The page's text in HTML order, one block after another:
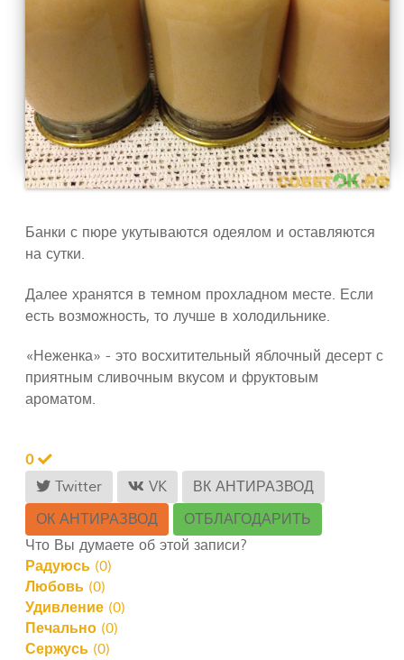
Банки с пюре укутываются одеялом и оставляются
на сутки.
Далее хранятся в темном прохладном месте. Если
есть возможность, то лучше в холодильнике.
«Неженка» - это восхитительный яблочный десерт с
приятным сливочным вкусом и фруктовым
ароматом.
0
Twitter
VK
ВК АНТИРАЗВОД
ОК АНТИРАЗВОД
ОТБЛАГОДАРИТЬ
Что Вы думаете об этой записи?
Радуюсь (0)
Любовь (0)
Удивление (0)
Печально (0)
Сержусь (0)